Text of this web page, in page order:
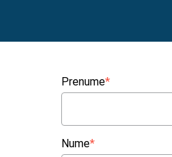
Prenume*
Nume*